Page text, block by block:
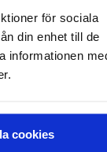
för sociala
din enhet till de
informationen
cookies